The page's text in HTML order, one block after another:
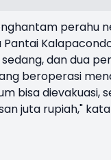
perahu
dan dua
beroperasi
bisa dievakuasi,
juta rupiah,"